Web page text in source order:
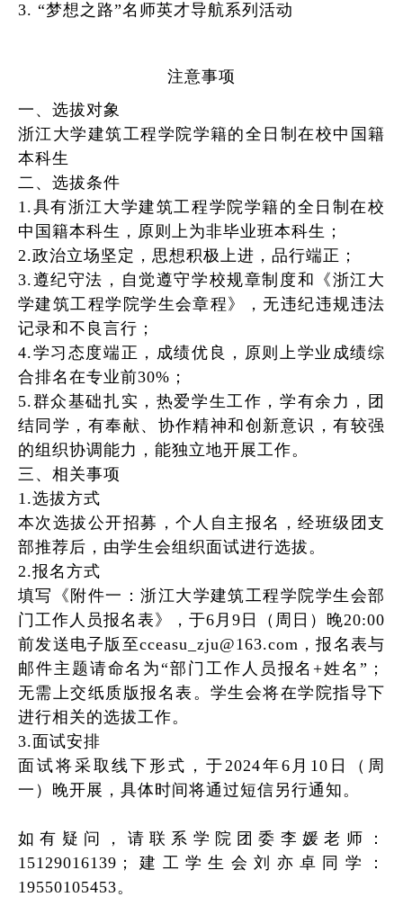
3. “梦想之路”名师英才导航系列 活动
注意事项
一、选拔对象
浙江大学建筑工程学院学籍的全日制在校中国籍
本科生
二、选拔条件
1.具有浙江大学建筑工程学院学籍的全日制在校
中国籍本科生，原则上为非毕业班本科生；
2.政治立场坚定，思想积极上进，品行端正；
3.遵纪守法，自觉遵守学校规章制度和《浙江大
学建筑工程学院学生会章程》，无违纪违规违法
记录和不良言行 ；
4.学习态度端正，成绩优良，原则上学业成绩综
合排名在专业前30%；
5.群众基础扎实，热爱学生工作，学有余力，团
结同学，有奉献、协作精神和创新意识，有较强
的组织协调能力，能独立地开展工作。
三、相关事项
1.选拔方式
本次选拔公开招募，个人自主报名，经班级团支
部推荐后，由学生会组织面试进行选拔。
2.报名方式
填写《 附件一：浙江大学建筑工程学院学生会部
门工作人员报名表 》，于6月 9 日（周日 ）晚20:00
前发送电子版 至cceasu_zju@163.com ，报名表与
邮件主题请命名为“部门工作人员报名+姓名”；
无需上交纸质版报名表 。学生会将在学院指导下
进行相关的选拔工作。
3.面试安排
面试将采取线下形式 ， 于2024年6 月 10 日 （ 周
一 ） 晚开展 ， 具体时间将通过短信另行通知。
如有疑问，请联系学院团委李媛老师：
15129016139 ； 建工学生会刘亦卓 同学：
19550105453。